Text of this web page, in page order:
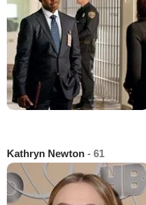
Kathryn Newton - 61